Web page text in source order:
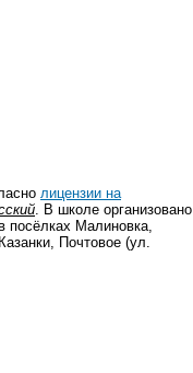
лицензии на
. В школе организовано
посёлках Малиновка,
Почтовое (ул.